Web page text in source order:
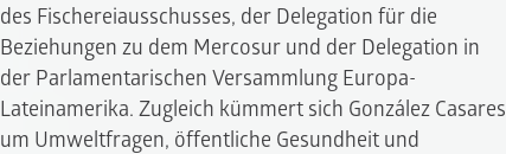
des Fischereiausschusses, der Delegation für die
Beziehungen zu dem Mercosur und der Delegation in
der Parlamentarischen Versammlung Europa-
Lateinamerika. Zugleich kümmert sich González Casares
um Umweltfragen, öffentliche Gesundheit und